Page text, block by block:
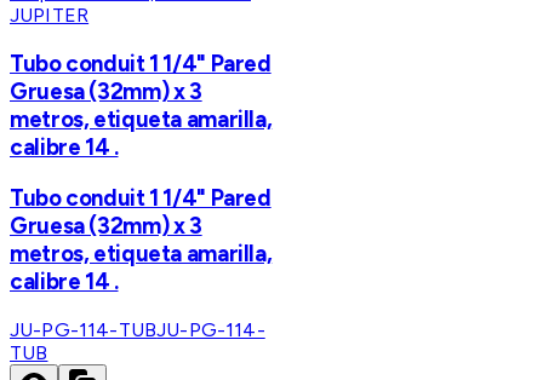
JUPITER
Tubo conduit 1 1/4" Pared
Gruesa (32mm) x 3
metros, etiqueta amarilla,
calibre 14 .
Tubo conduit 1 1/4" Pared
Gruesa (32mm) x 3
metros, etiqueta amarilla,
calibre 14 .
JU-PG-114-TUBJU-PG-114-
TUB